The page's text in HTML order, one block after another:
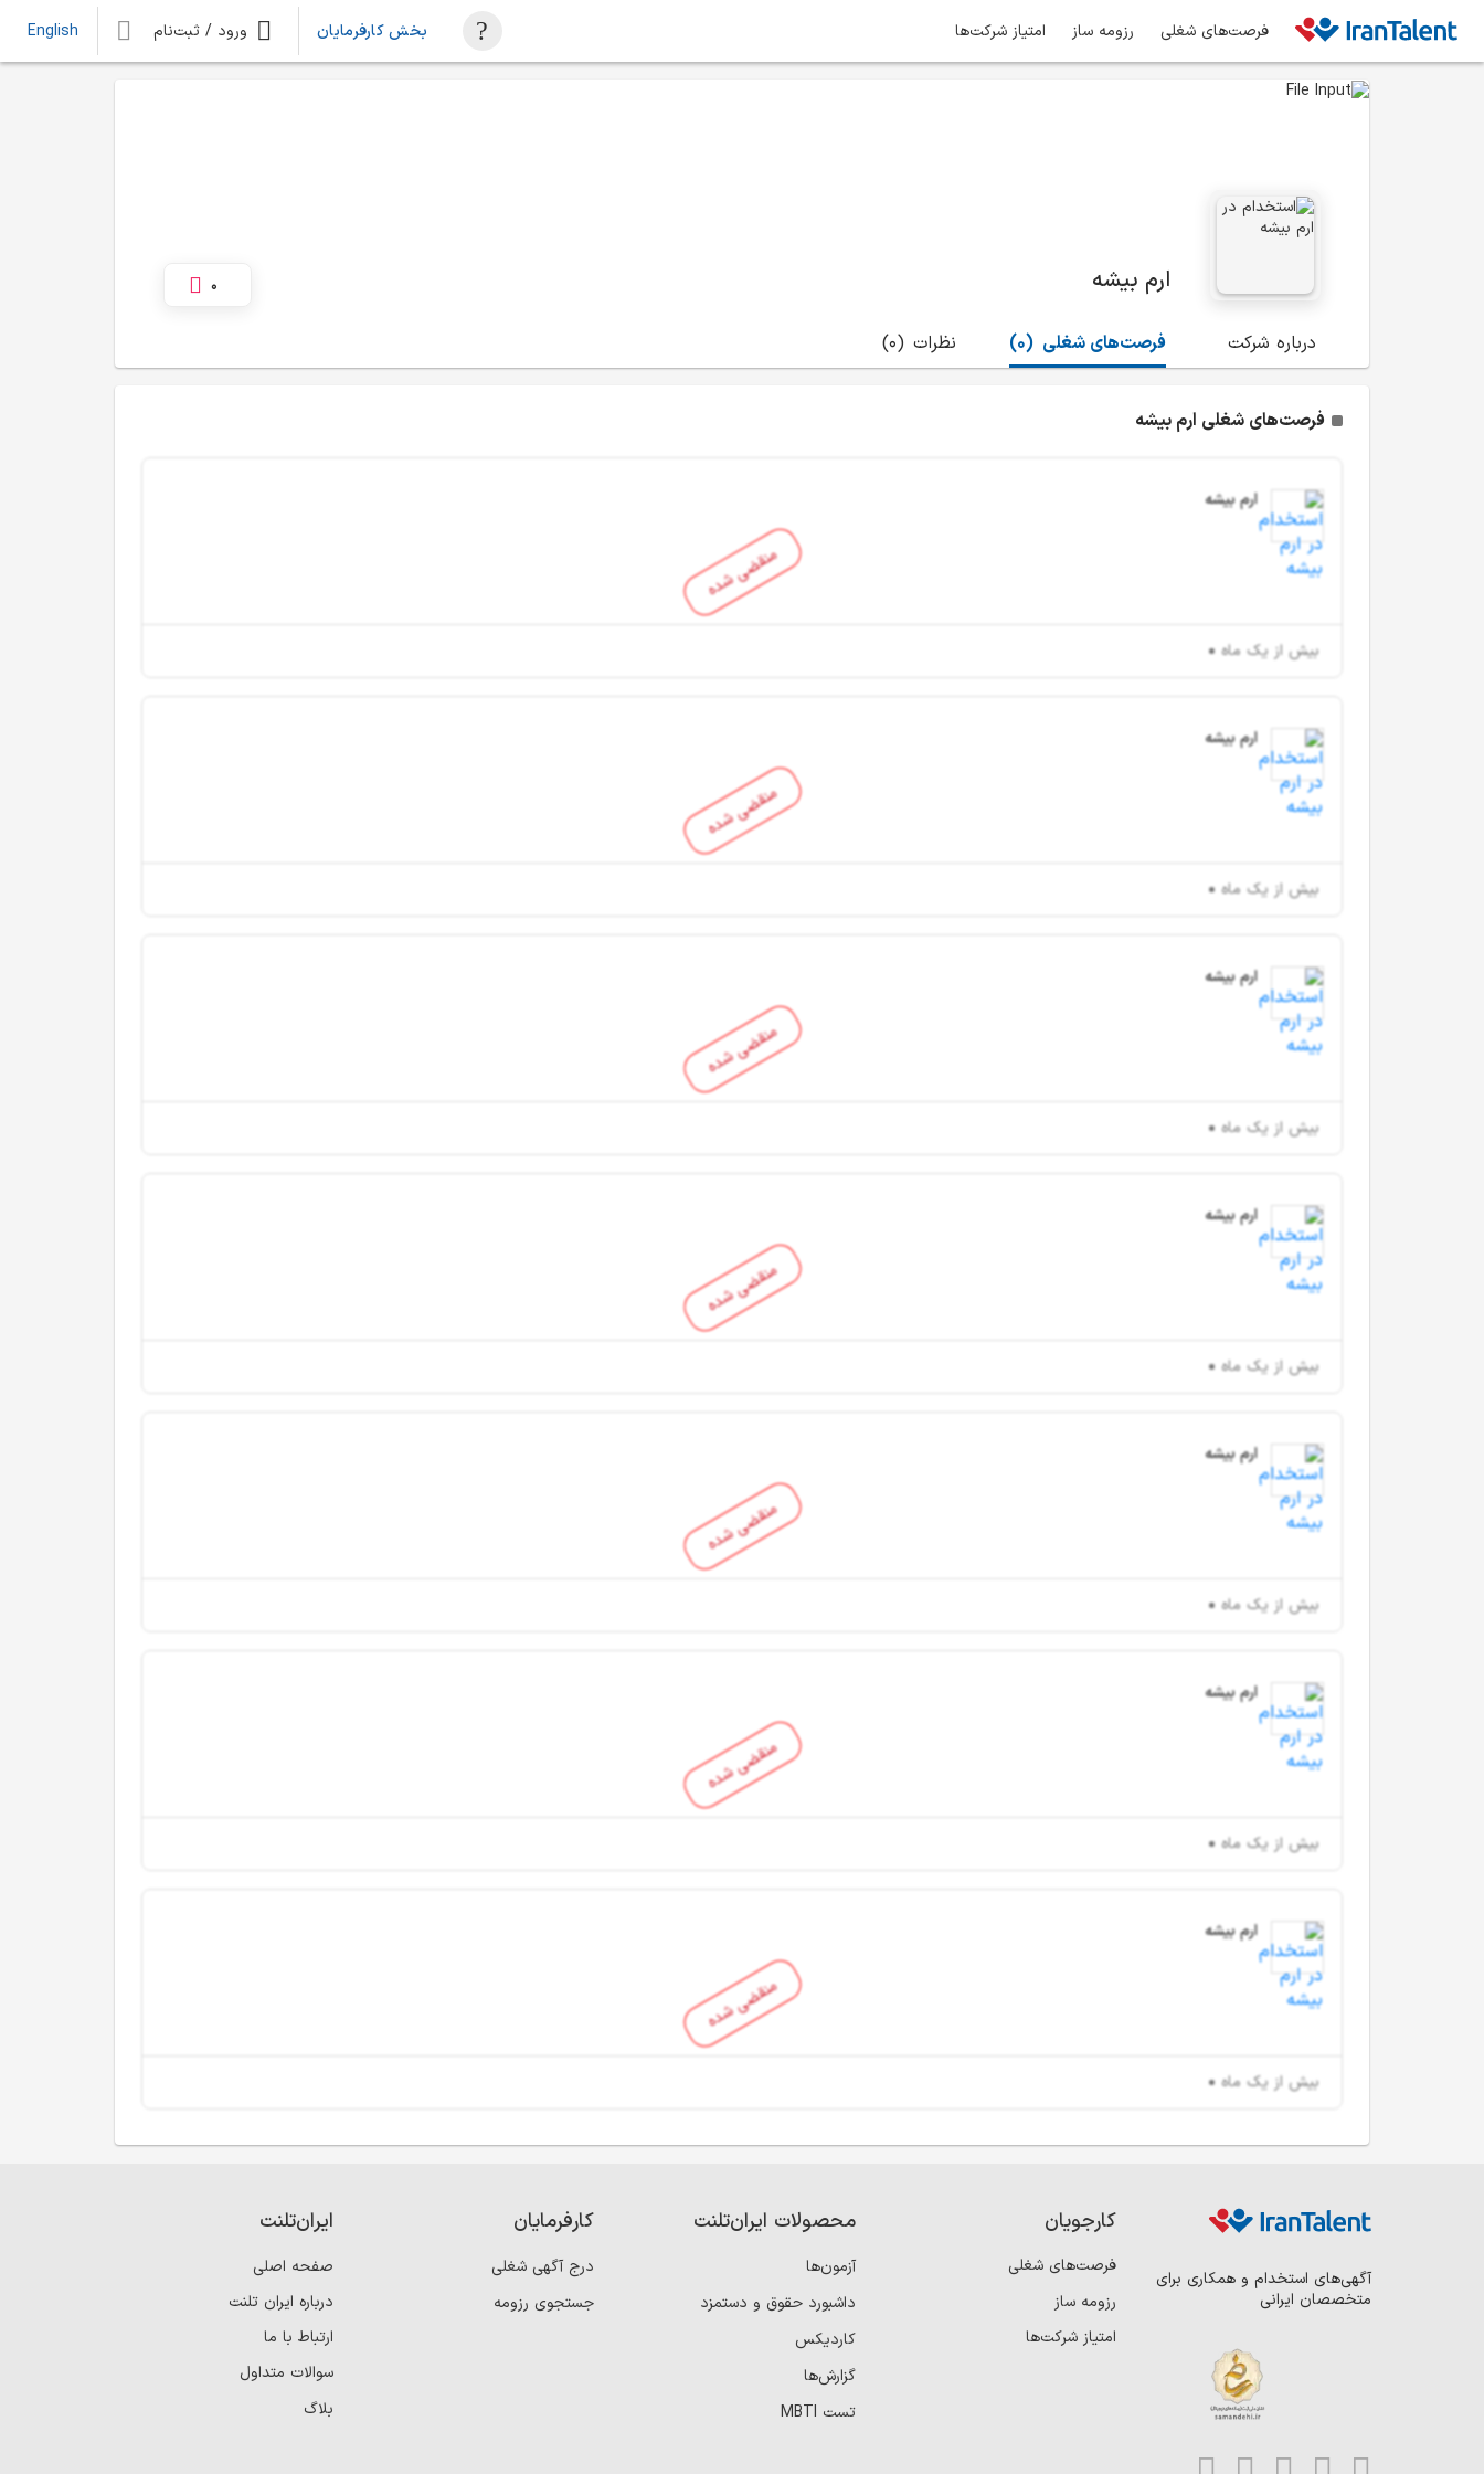
فرصت‌های شغلی رزومه ساز امتیاز شرکت‌ها بخش کارفرمایان ورود / ثبت‌نام English
ارم بیشه 0
درباره شرکت (0) فرصت‌های شغلی (0) نظرات
فرصت‌های شغلی ارم بیشه
منقضی شده
ارم بیشه
بیش از یک ماه
منقضی شده
ارم بیشه
بیش از یک ماه
منقضی شده
ارم بیشه
بیش از یک ماه
منقضی شده
ارم بیشه
بیش از یک ماه
منقضی شده
ارم بیشه
بیش از یک ماه
منقضی شده
ارم بیشه
بیش از یک ماه
منقضی شده
ارم بیشه
بیش از یک ماه
آگهی‌های استخدام و همکاری برای
متخصصان ایرانی
کارجویان
فرصت‌های شغلی
رزومه ساز
امتیاز شرکت‌ها
محصولات ایران‌تلنت
آزمون‌ها
داشبورد حقوق و دستمزد
کاردیکس
گزارش‌ها
تست MBTI
کارفرمایان
درج آگهی شغلی
جستجوی رزومه
ایران‌تلنت
صفحه اصلی
درباره ایران تلنت
ارتباط با ما
سوالات متداول
بلاگ